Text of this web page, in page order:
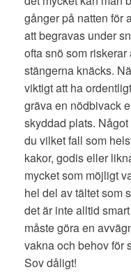
gånger på natten för
att begravas under
ofta snö som
stängerna knäcks.
viktigt att ha
gräva en nödbivack
skyddad plats.
du vilket fall som
kakor, godis eller
mycket som möjligt
hel del av tältet som
det är inte alltid
måste göra en
vakna och behov för
Sov dåligt!